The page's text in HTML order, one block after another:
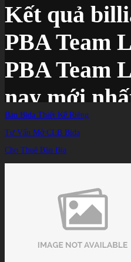
Kết quả
PBA Team
PBA Team
nay mới
TIN TỨC /
Bàn Bida Thiết Kế Riêng
Tư Vấn Mở CLB Bida
Cho Thuê Bàn Bia